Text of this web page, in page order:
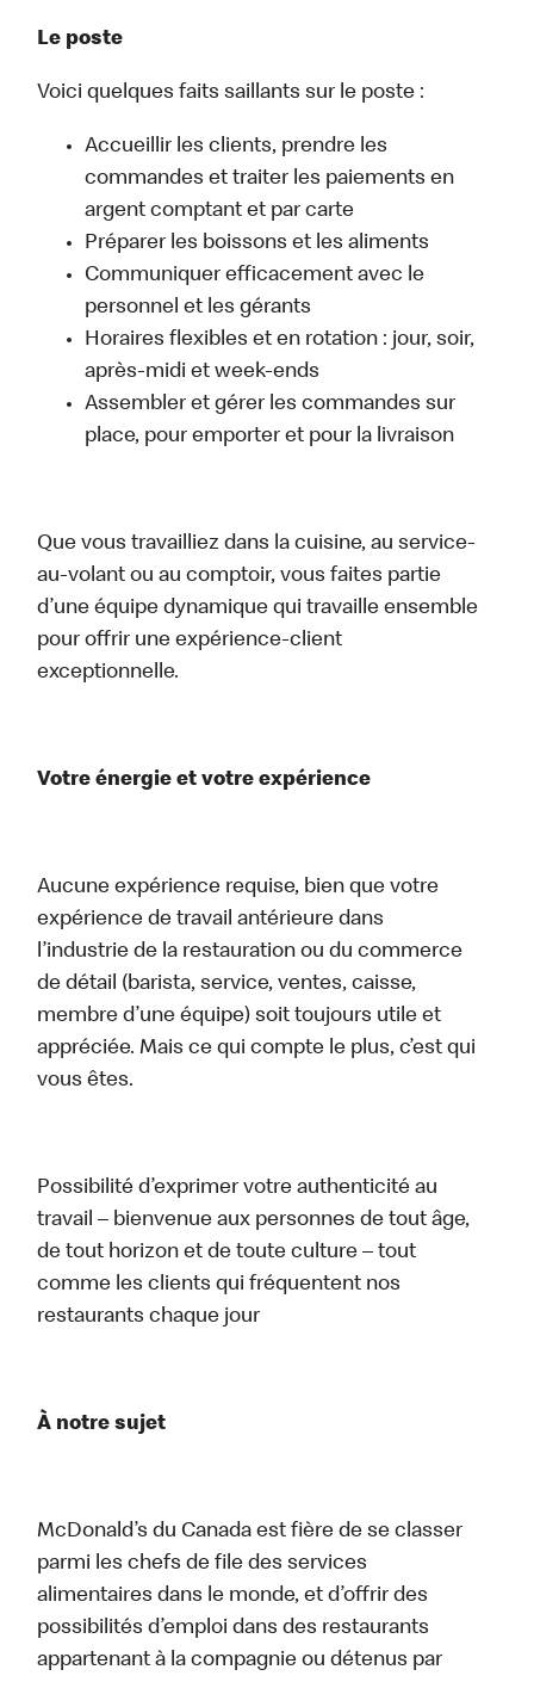
Le poste
Voici quelques faits saillants sur le poste :
Accueillir les clients, prendre les
commandes et traiter les paiements en
argent comptant et par carte
Préparer les boissons et les aliments
Communiquer efficacement avec le
personnel et les gérants
Horaires flexibles et en rotation : jour, soir,
après-midi et week-ends
Assembler et gérer les commandes sur
place, pour emporter et pour la livraison
Que vous travailliez dans la cuisine, au service-
au-volant ou au comptoir, vous faites partie
d’une équipe dynamique qui travaille ensemble
pour offrir une expérience-client
exceptionnelle.
Votre énergie et votre expérience
Aucune expérience requise, bien que votre
expérience de travail antérieure dans
l’industrie de la restauration ou du commerce
de détail (barista, service, ventes, caisse,
membre d’une équipe) soit toujours utile et
appréciée. Mais ce qui compte le plus, c’est qui
vous êtes.
Possibilité d’exprimer votre authenticité au
travail – bienvenue aux personnes de tout âge,
de tout horizon et de toute culture – tout
comme les clients qui fréquentent nos
restaurants chaque jour
À notre sujet
McDonald’s du Canada est fière de se classer
parmi les chefs de file des services
alimentaires dans le monde, et d’offrir des
possibilités d’emploi dans des restaurants
appartenant à la compagnie ou détenus par